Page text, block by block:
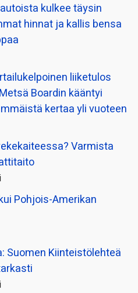
kulkee täysin
hinnat ja kallis bensa
liiketulos
Boardin kääntyi
kertaa yli vuoteen
Varmista
Pohjois-Amerikan
Suomen Kiinteistölehteä